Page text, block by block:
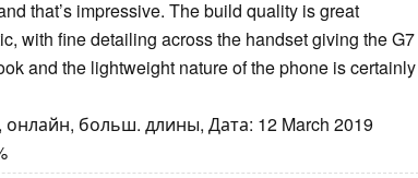
that’s impressive. The build quality is great
with fine detailing across the handset giving the G7
and the lightweight nature of the phone is certainly
онлайн, больш. длины, Дата: 12 March 2019